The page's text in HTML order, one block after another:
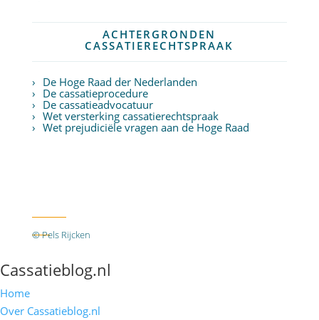
ACHTERGRONDEN
CASSATIERECHTSPRAAK
De Hoge Raad der Nederlanden
De cassatieprocedure
De cassatieadvocatuur
Wet versterking cassatierechtspraak
Wet prejudiciële vragen aan de Hoge Raad
© Pels Rijcken
Cassatieblog.nl
Home
Over Cassatieblog.nl